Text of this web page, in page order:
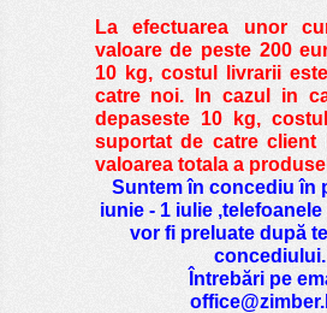
La efectuarea unor
valoare de peste200
10 kg, costul livrarii
catre noi. In cazul in
depaseste 10 kg,
suportat de catre client
valoarea totala a
Suntem în concediu în
iunie - 1 iulie
vor fi preluate după
concediului.
Întrebări pe